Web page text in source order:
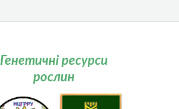
Генетичні ресурси
рослин